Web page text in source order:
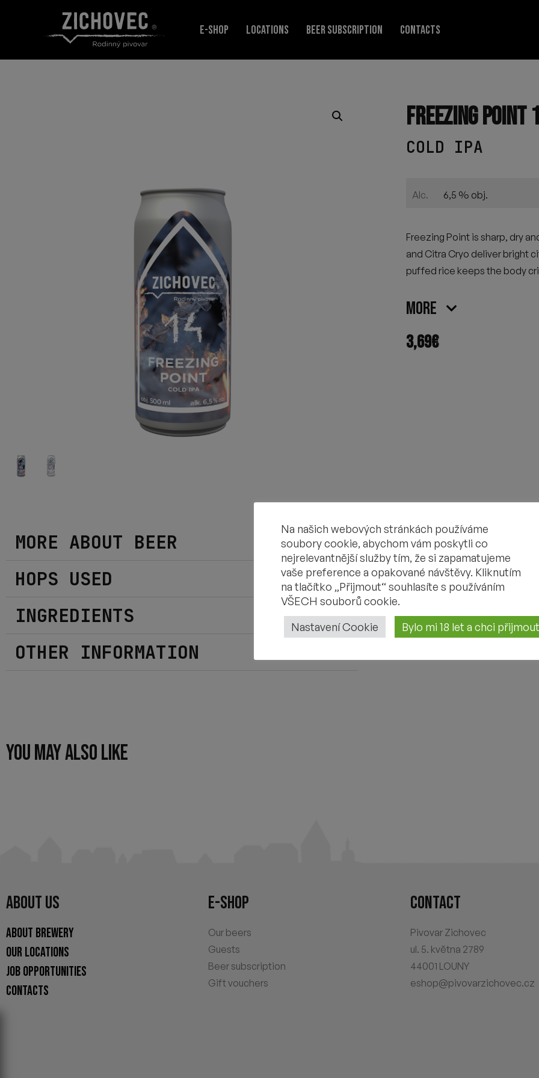
E-SHOP LOCATIONS BEER SUBSCRIPTION CONTACTS
FREEZING POINT
COLD IPA
Alc. 6,5 % obj.
Freezing Point is sharp, dry
and Citra Cryo deliver bright
puffed rice keeps the body
More
3,69€
MORE ABOUT BEER
HOPS USED
INGREDIENTS
OTHER INFORMATION
TASTING VIDEO
YOU MAY ALSO LIKE
ABOUT US
ABOUT BREWERY
OUR LOCATIONS
JOB OPPORTUNITIES
CONTACTS
E-SHOP
Our beers
Guests
Beer subscription
Gift vouchers
CONTACT
Pivovar Zichovec
ul. 5. května 2789
44001 LOUNY
eshop@pivovarzichovec.cz
Na našich webových stránkách používáme
soubory cookie, abychom vám poskytli co
nejrelevantnější služby tím, že si zapamatujeme
vaše preference a opakované návštěvy. Kliknutím
na tlačítko „Přijmout“ souhlasíte s používáním
VŠECH souborů cookie.
Nastavení Cookie
Bylo mi 18 let a chci